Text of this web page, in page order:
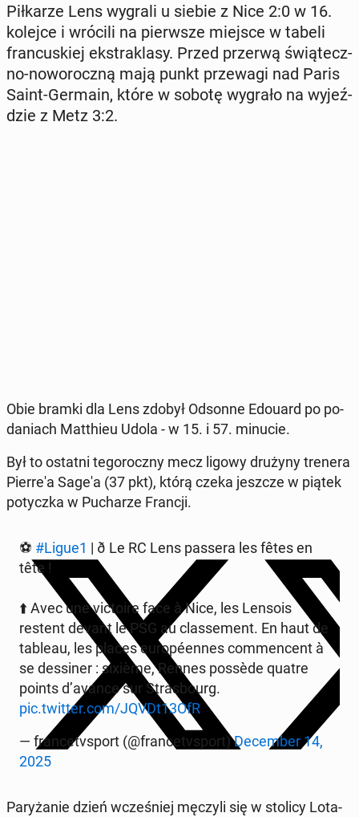
Pił­ka­rze Lens wygrali u siebie z Nice 2:0 w 16.
kolejce i wrócili na pierw­sze miejsce w tabeli
fran­cu­skiej eks­tra­kla­sy. Przed przerwą świą­tecz­
no-no­wo­rocz­ną mają punkt prze­wa­gi nad Paris
Saint-Germain, które w sobotę wygrało na wy­jeź­
dzie z Metz 3:2.
Obie bramki dla Lens zdobył Odsonne Edouard po po­
da­niach Mat­thieu Udola - w 15. i 57. minucie.
Był to ostatni te­go­rocz­ny mecz ligowy drużyny trenera
Pier­re­'a Sage'a (37 pkt), którą czeka jeszcze w piątek
po­tycz­ka w Pu­cha­rze Francji.
⚽ #Ligue1 | ð Le RC Lens passera les fêtes en
tête !
⬆️ Avec une vic­to­ire face à Nice, les Lensois
restent devant le PSG au clas­se­ment. En haut de
tableau, les places eu­ro­péen­nes com­men­cent à
se des­si­ner : sixième, Rennes possède quatre
points d’avance sur Stras­bo­urg.
pic.twitter.com/JQVDt13OfR
— fran­ce­tvsport (@fran­ce­tvsport)De­cem­ber 14,
2025
Pa­ry­ża­nie dzień wcze­śniej męczyli się w stolicy Lo­ta­